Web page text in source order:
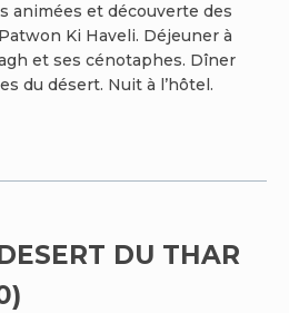
animées et découverte des
Ki Haveli. Déjeuner à
et ses cénotaphes. Dîner
du désert. Nuit à l’hôtel.
DU THAR